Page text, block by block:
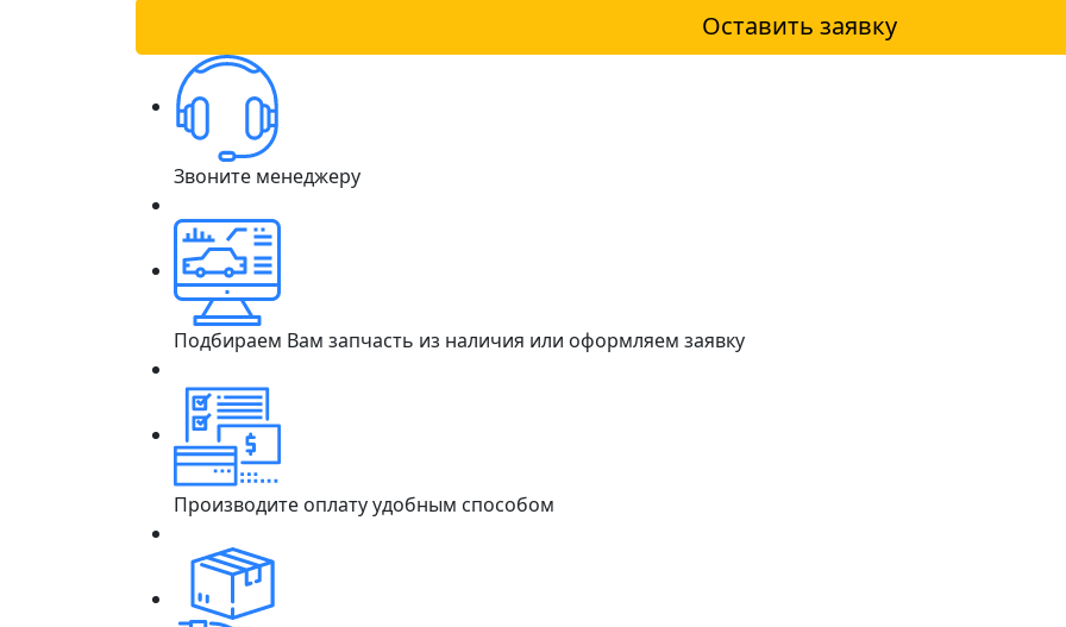
Оставить заявку
Звоните менеджеру
Подбираем Вам запчасть из наличия или оформляем заявку
Производите оплату удобным способом